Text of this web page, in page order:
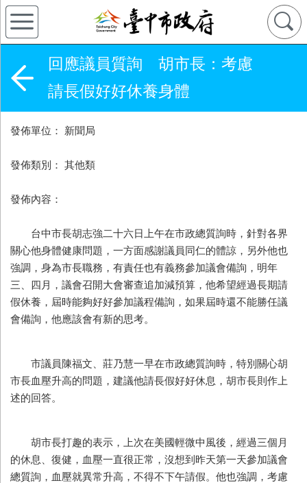
回應議員質詢 胡市長：考慮
請長假好好休養身體
發佈單位： 新聞局
發佈類別： 其他類
發佈內容：
台中市長胡志強二十六日上午在市政總質詢時，針對各界
關心他身體健康問題，一方面感謝議員同仁的體諒，另外他也
強調，身為市長職務，有責任也有義務參加議會備詢，明年
三、四月，議會召開大會審查追加減預算，他希望經過長期請
假休養，屆時能夠好好參加議程備詢，如果屆時還不能勝任議
會備詢，他應該會有新的思考。
市議員陳福文、莊乃慧一早在市政總質詢時，特別關心胡
市長血壓升高的問題，建議他請長假好好休息，胡市長則作上
述的回答。
胡市長打趣的表示，上次在美國輕微中風後，經過三個月
的休息、復健，血壓一直很正常，沒想到昨天第一天參加議會
總質詢，血壓就異常升高，不得不下午請假。他也強調，考慮